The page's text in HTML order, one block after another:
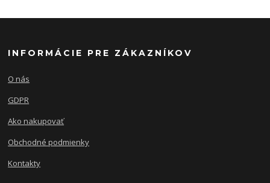
INFORMÁCIE PRE ZÁKAZNÍKOV
O nás
GDPR
Ako nakupovať
Obchodné podmienky
Kontakty